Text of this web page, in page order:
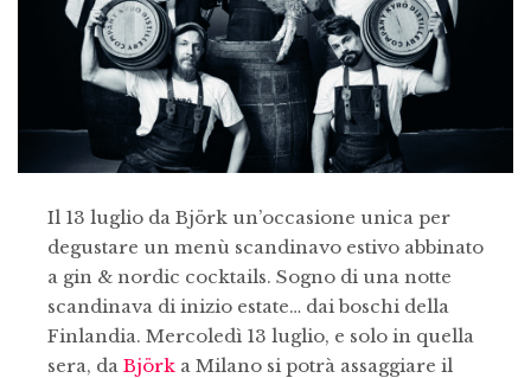
Il 13 luglio da Björk un’occasione unica per
degustare un menù scandinavo estivo abbinato
a gin & nordic cocktails. Sogno di una notte
scandinava di inizio estate… dai boschi della
Finlandia. Mercoledì 13 luglio, e solo in quella
sera, da Björk a Milano si potrà assaggiare il